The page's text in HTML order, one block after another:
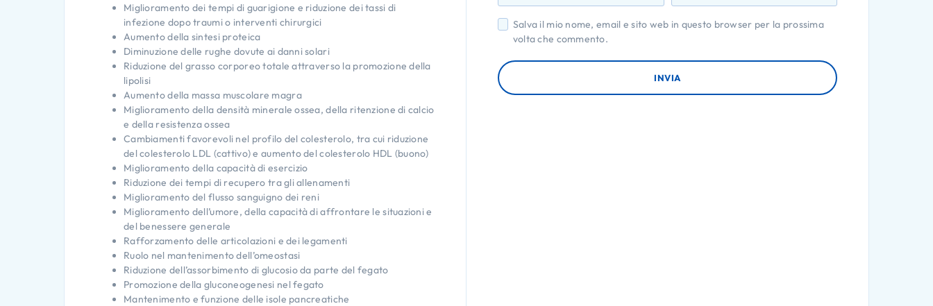
Miglioramento dei tempi di guarigione e riduzione dei tassi di
infezione dopo traumi o interventi chirurgici
Aumento della sintesi proteica
Diminuzione delle rughe dovute ai danni solari
Riduzione del grasso corporeo totale attraverso la promozione della
lipolisi
Aumento della massa muscolare magra
Miglioramento della densità minerale ossea, della ritenzione di calcio
e della resistenza ossea
Cambiamenti favorevoli nel profilo del colesterolo, tra cui riduzione
del colesterolo LDL (cattivo) e aumento del colesterolo HDL (buono)
Miglioramento della capacità di esercizio
Riduzione dei tempi di recupero tra gli allenamenti
Miglioramento del flusso sanguigno dei reni
Miglioramento dell’umore, della capacità di affrontare le situazioni e
del benessere generale
Rafforzamento delle articolazioni e dei legamenti
Ruolo nel mantenimento dell’omeostasi
Riduzione dell’assorbimento di glucosio da parte del fegato
Promozione della gluconeogenesi nel fegato
Mantenimento e funzione delle isole pancreatiche
Salva il mio nome, email e sito web in questo browser per la prossima
volta che commento.